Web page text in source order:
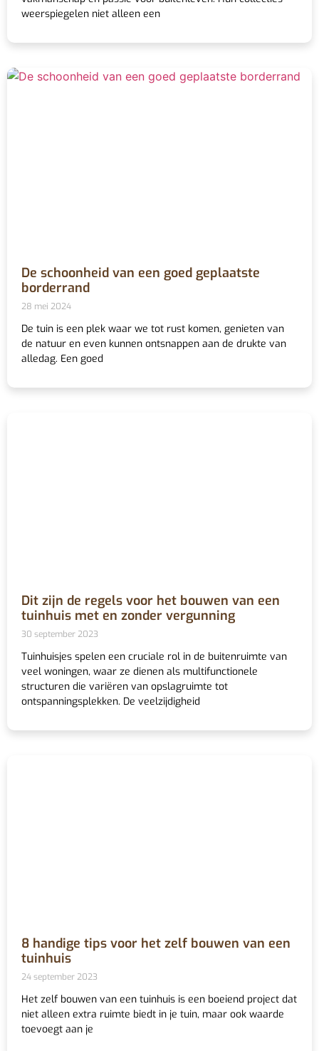
weerspiegelen niet alleen een
De schoonheid van een goed geplaatste
borderrand
28 mei 2024
De tuin is een plek waar we tot rust komen, genieten van
de natuur en even kunnen ontsnappen aan de drukte van
alledag. Een goed
Dit zijn de regels voor het bouwen van een
tuinhuis met en zonder vergunning
30 september 2023
Tuinhuisjes spelen een cruciale rol in de buitenruimte van
veel woningen, waar ze dienen als multifunctionele
structuren die variëren van opslagruimte tot
ontspanningsplekken. De veelzijdigheid
8 handige tips voor het zelf bouwen van een
tuinhuis
24 september 2023
Het zelf bouwen van een tuinhuis is een boeiend project dat
niet alleen extra ruimte biedt in je tuin, maar ook waarde
toevoegt aan je